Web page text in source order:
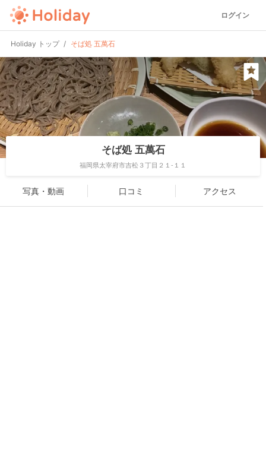
ログイン
Holiday トップ そば処 五萬石
そば処 五萬石
福岡県太宰府市吉松３丁目２１-１１
写真・動画 口コミ アクセス